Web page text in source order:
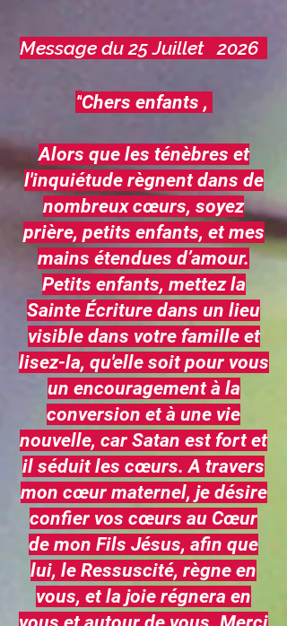
Message du 25 Juillet 2026
"Chers enfants ,
Alors que les ténèbres et
l'inquiétude règnent dans de
nombreux cœurs, soyez
prière, petits enfants, et mes
mains étendues d’amour.
Petits enfants, mettez la
Sainte Écriture dans un lieu
visible dans votre famille et
lisez-la, qu'elle soit pour vous
un encouragement à la
conversion et à une vie
nouvelle, car Satan est fort et
il séduit les cœurs. A travers
mon cœur maternel, je désire
confier vos cœurs au Cœur
de mon Fils Jésus, afin que
lui, le Ressuscité, règne en
vous, et la joie régnera en